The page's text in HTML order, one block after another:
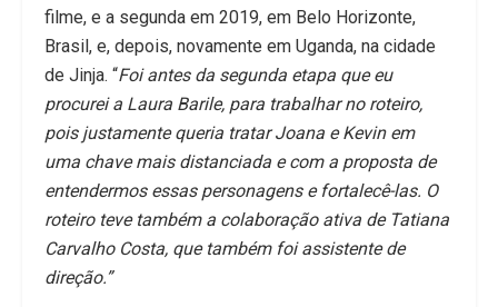
filme, e a segunda em 2019, em Belo Horizonte,
Brasil, e, depois, novamente em Uganda, na cidade
de Jinja. “Foi antes da segunda etapa que eu
procurei a Laura Barile, para trabalhar no roteiro,
pois justamente queria tratar Joana e Kevin em
uma chave mais distanciada e com a proposta de
entendermos essas personagens e fortalecê-las. O
roteiro teve também a colaboração ativa de Tatiana
Carvalho Costa, que também foi assistente de
direção.”